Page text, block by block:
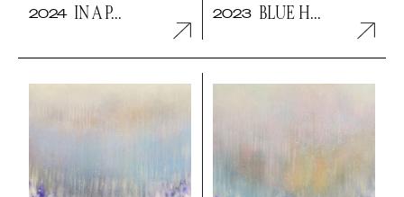
2024 IN A P... 2023 BLUE H...